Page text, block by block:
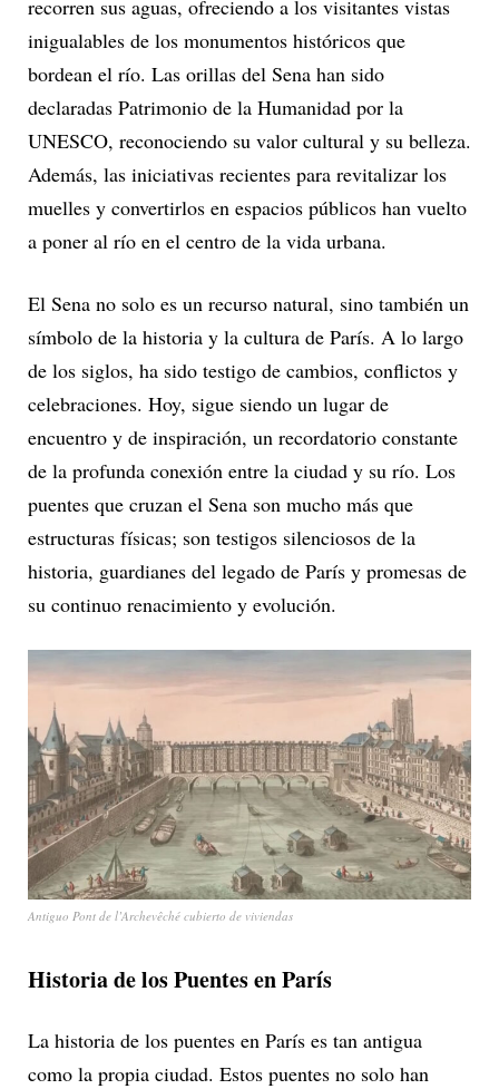
recorren sus aguas, ofreciendo a los visitantes vistas
inigualables de los monumentos históricos que
bordean el río. Las orillas del Sena han sido
declaradas Patrimonio de la Humanidad por la
UNESCO, reconociendo su valor cultural y su belleza.
Además, las iniciativas recientes para revitalizar los
muelles y convertirlos en espacios públicos han vuelto
a poner al río en el centro de la vida urbana.
El Sena no solo es un recurso natural, sino también un
símbolo de la historia y la cultura de París. A lo largo
de los siglos, ha sido testigo de cambios, conflictos y
celebraciones. Hoy, sigue siendo un lugar de
encuentro y de inspiración, un recordatorio constante
de la profunda conexión entre la ciudad y su río. Los
puentes que cruzan el Sena son mucho más que
estructuras físicas; son testigos silenciosos de la
historia, guardianes del legado de París y promesas de
su continuo renacimiento y evolución.
Antiguo Pont de l’Archevêché cubierto de viviendas
Historia de los Puentes en París
La historia de los puentes en París es tan antigua
como la propia ciudad. Estos puentes no solo han